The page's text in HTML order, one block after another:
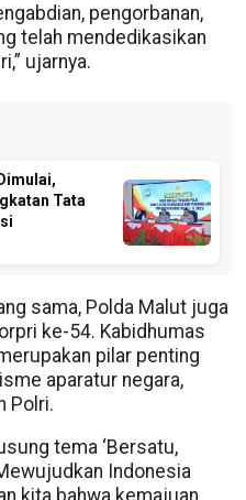
pengorbanan,
telah mendedikasikan
ujarnya.
Tata
sama, Polda Malut juga
ke-54. Kabidhumas
pilar penting
aparatur negara,
Polri.
tema ‘Bersatu,
Indonesia
kita bahwa kemajuan